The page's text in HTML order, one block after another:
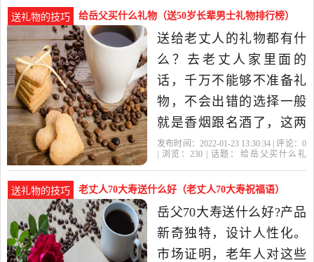
兰、万年青、常春藤等；
在颜色方面，尽量送喜
气、热闹的颜色花卉，不
要送全白或太过素雅的花
朵。推荐...送岳父什
送礼物的技巧 给岳父买什么礼物（送50岁长辈男士礼物排行榜）
送给老丈人的礼物都有什
么？去老丈人家里面的
话，千万不能够不准备礼
物，不会出错的选择一般
就是香烟跟名酒了，这两
个搭配在一起，送礼是倍
抽烟不喝酒，但是只要你
送了就会认为你很懂事。
茶叶：很多老一辈的人都
爱喝茶，喝茶不仅可以调
发布时间：2022-01-23 13:30:34 | 评论： 0
| 浏览：230 | 话题：
给岳父买什么礼
送礼物的技巧 老丈人70大寿送什么好（老丈人70大寿祝福语）
岳父70大寿送什么好?产品
新奇独特，设计人性化。
市场证明，老年人对这些